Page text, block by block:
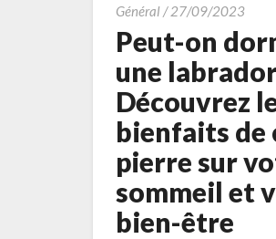
Général /27/09/2023Peut-
on
avec
une
les
Peut-on
une
Découvrez
bienfaits de
pierre sur
sommeil et
bien-être